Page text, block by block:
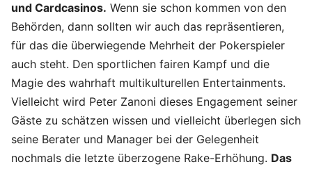
und Cardcasinos. Wenn sie schon kommen von den
Behörden, dann sollten wir auch das repräsentieren,
für das die überwiegende Mehrheit der Pokerspieler
auch steht. Den sportlichen fairen Kampf und die
Magie des wahrhaft multikulturellen Entertainments.
Vielleicht wird Peter Zanoni dieses Engagement seiner
Gäste zu schätzen wissen und vielleicht überlegen sich
seine Berater und Manager bei der Gelegenheit
nochmals die letzte überzogene Rake-Erhöhung. Das